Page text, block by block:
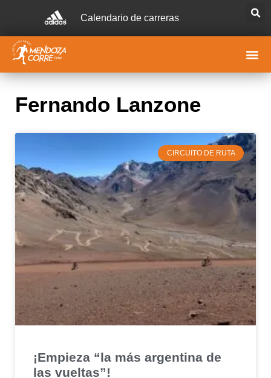
Calendario de carreras
Fernando Lanzone
CIRCUITO DE RUTA
¡Empieza “la más argentina de
las vueltas”!